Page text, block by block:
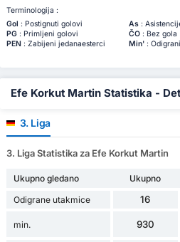
Terminologija :
Gol : Postignuti golovi As:
PG: Primljeni golovi ČO: Bez gola
PEN: Zabijeni jedanaesterci Min':
Efe Korkut Martin Statistika -
3. Liga
3. Liga Statistika za Efe Korkut Martin
Ukupno gledano Ukupno
Odigrane utakmice
16
min. 930